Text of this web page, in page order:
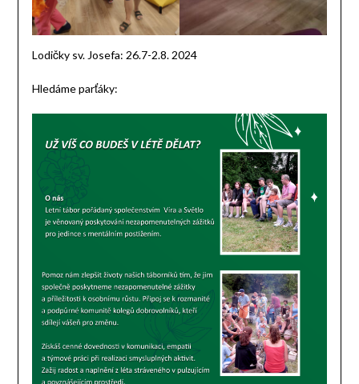
Lodičky sv. Josefa: 26.7-2.8. 2024
Hledáme parťáky: